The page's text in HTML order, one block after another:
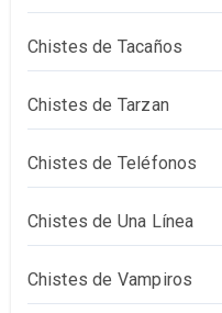
Chistes de Tacaños
Chistes de Tarzan
Chistes de Teléfonos
Chistes de Una Línea
Chistes de Vampiros